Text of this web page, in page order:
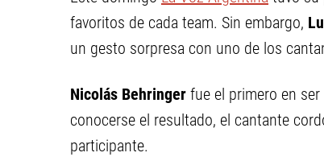
favoritos de cada team. Sin embargo,
un gesto sorpresa con uno de los
Nicolás Behringer fue el primero en
conocerse el resultado, el cantante
participante.